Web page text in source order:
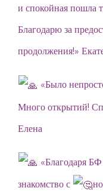
и спокойная пошла
Благодарю за
продолжения!»
«Было
Много открытий!
Елена
«Благодаря
знакомство с